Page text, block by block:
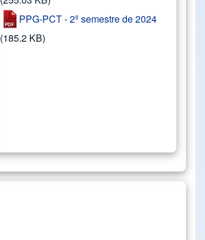
PPG-PCT - 2º semestre de 2024
(185.2 KB)